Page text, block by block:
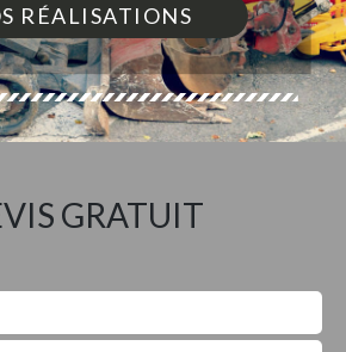
RÉALISATIONS
GRATUIT